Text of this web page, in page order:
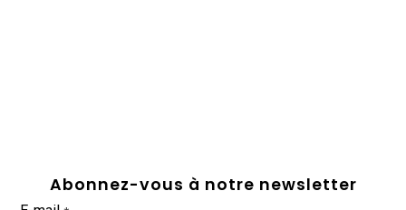
Abonnez-vous à notre newsletter